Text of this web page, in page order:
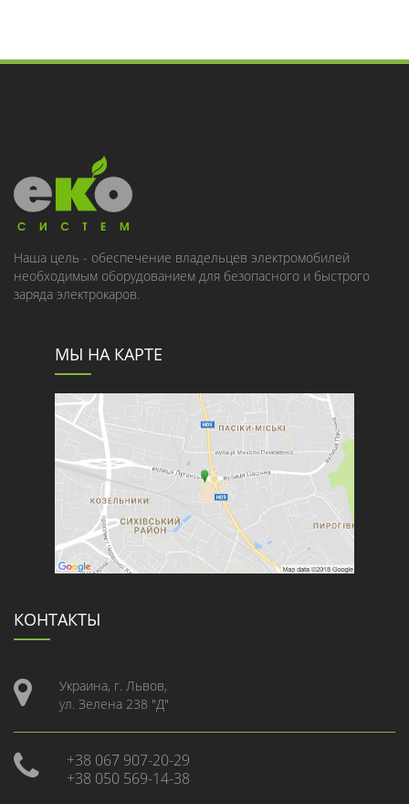
Наша цель - обеспечение владельцев электромобилей
необходимым оборудованием для безопасного и быстрого
заряда электрокаров.
МЫ НА КАРТЕ
КОНТАКТЫ
Украина, г. Львов,
ул. Зелена 238 "Д"
+38 067 907-20-29
+38 050 569-14-38